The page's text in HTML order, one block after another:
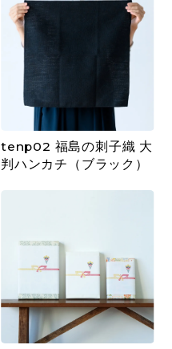
tenp02 福島の刺子織 大
判ハンカチ（ブラック）